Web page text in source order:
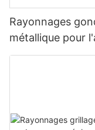
Rayonnages
métallique pour